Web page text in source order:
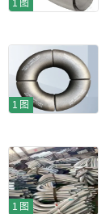
1图
1图
1图